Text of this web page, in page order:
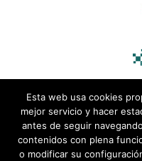
Esta web usa cookies
mejor servicio y hacer
antes de seguir
contenidos con plena
o modificar su